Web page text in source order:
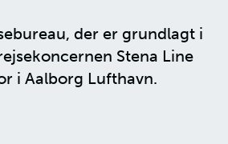
der er grundlagt i
Stena Line
i Aalborg Lufthavn.